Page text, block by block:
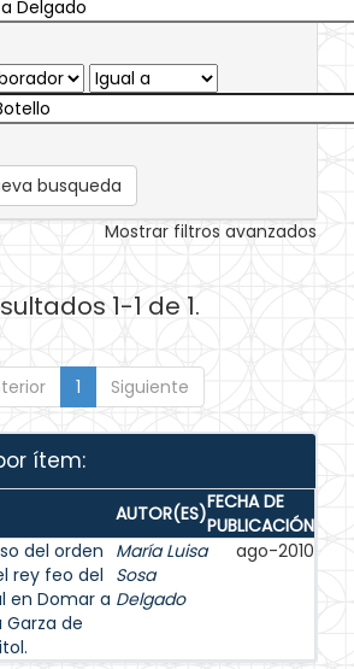
busqueda
Mostrar filtros avanzados
1-1 de 1.
1 Siguiente
ítem:
AUTOR(ES)FECHA DE
PUBLICACIÓN
del orden
rey feo del
en Domar a
Garza de
María Luisa
Sosa
Delgado
ago-2010